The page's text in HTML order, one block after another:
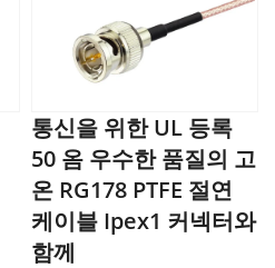
통신을 위한 UL 등록
50 옴 우수한 품질의 고
온 RG178 PTFE 절연
케이블 Ipex1 커넥터와
함께